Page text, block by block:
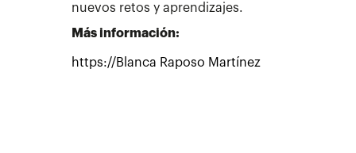
nuevos retos y aprendizajes.​
Más información:
https://Blanca Raposo Martínez​